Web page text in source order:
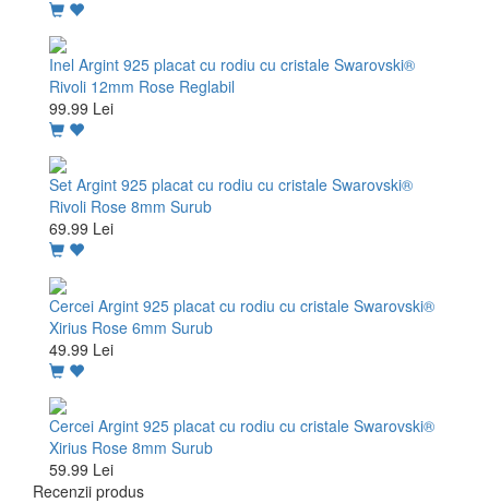
Inel Argint 925 placat cu rodiu cu cristale Swarovski®
Rivoli 12mm Rose Reglabil
99.99 Lei
Set Argint 925 placat cu rodiu cu cristale Swarovski®
Rivoli Rose 8mm Surub
69.99 Lei
Cercei Argint 925 placat cu rodiu cu cristale Swarovski®
Xirius Rose 6mm Surub
49.99 Lei
Cercei Argint 925 placat cu rodiu cu cristale Swarovski®
Xirius Rose 8mm Surub
59.99 Lei
Recenzii produs